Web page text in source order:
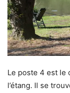
Le poste 4 est le
l’étang. Il se